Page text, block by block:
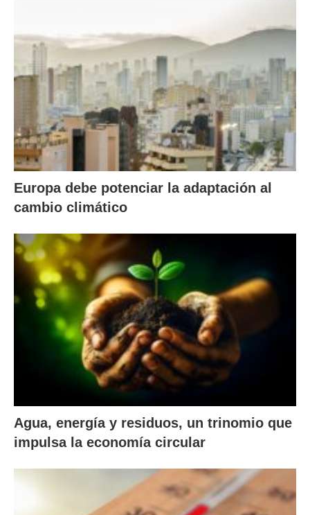
Europa debe potenciar la adaptación al
cambio climático
Agua, energía y residuos, un trinomio que
impulsa la economía circular